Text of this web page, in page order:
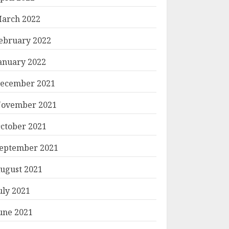
2022
2022
2022
2021
2021
2021
2021
2021
2021
2021